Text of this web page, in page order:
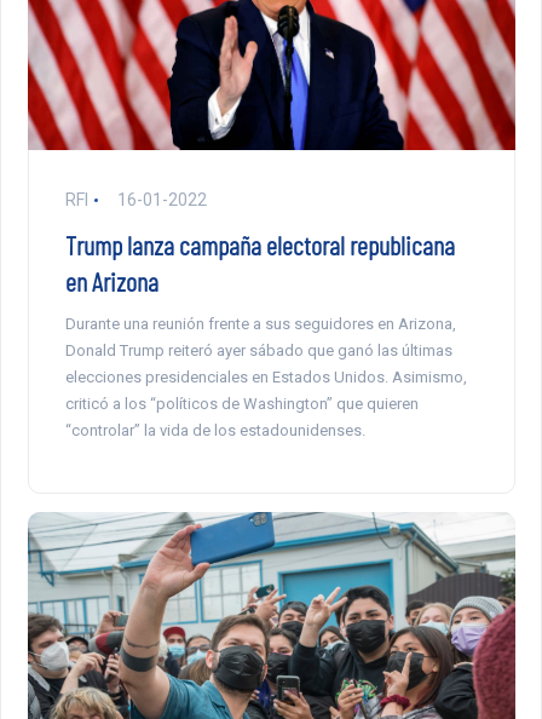
RFI 16-01-2022
Trump lanza campaña electoral republicana
en Arizona
Durante una reunión frente a sus seguidores en Arizona,
Donald Trump reiteró ayer sábado que ganó las últimas
elecciones presidenciales en Estados Unidos. Asimismo,
criticó a los “políticos de Washington” que quieren
“controlar” la vida de los estadounidenses.